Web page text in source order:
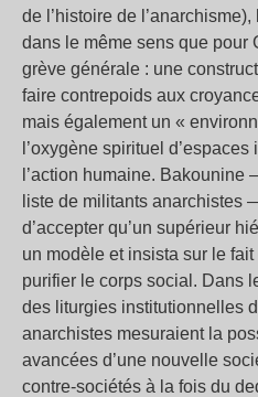
de l’histoire de
dans le même sens que pour
grève générale : une
faire contrepoids aux
mais également un «
l’oxygène spirituel
l’action humaine.
liste de militants anarchistes
d’accepter qu’un supérieur
un modèle et insista sur le
purifier le corps social. Dans
des liturgies institutionnelles
anarchistes mesuraient la
avancées d’une nouvelle
contre-sociétés à la fois du